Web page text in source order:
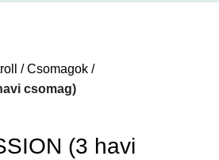
Csomagok
csomag)
(3 havi